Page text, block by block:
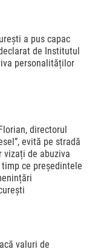
a pus capac
de Institutul
personalităților
directorul
evită pe stradă
vizați de abuziva
ce președintele
valuri de